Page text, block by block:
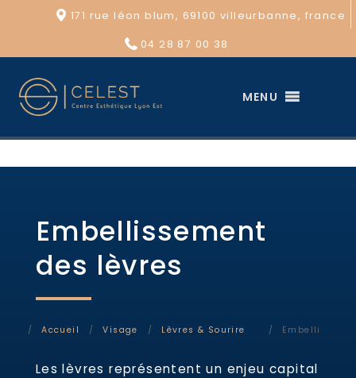
171 rue léon blum, 69100 villeurbanne, france
04 28 87 00 38
MENU
Embellissement
des lèvres
Accueil Visage Lèvres & Sourire
Les lèvres représentent un enjeu capital